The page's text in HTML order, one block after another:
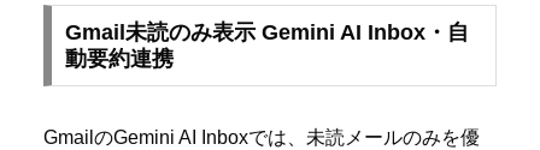
Gmail未読のみ表示 Gemini AI Inbox・自
動要約連携
GmailのGemini AI Inboxでは、未読メールのみを優